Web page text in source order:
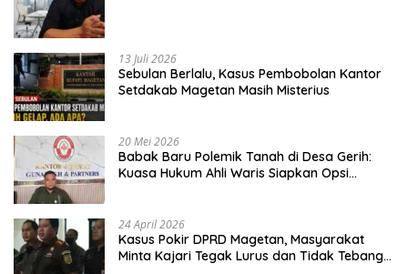
13 Juli 2026
Sebulan Berlalu, Kasus Pembobolan Kantor
Setdakab Magetan Masih Misterius
20 Mei 2026
Babak Baru Polemik Tanah di Desa Gerih:
Kuasa Hukum Ahli Waris Siapkan Opsi
24 April 2026
Kasus Pokir DPRD Magetan, Masyarakat
Minta Kajari Tegak Lurus dan Tidak Tebang